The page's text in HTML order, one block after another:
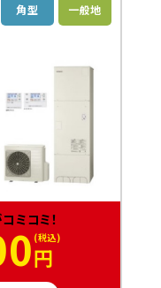
角型 一般地
ミコミ！
円